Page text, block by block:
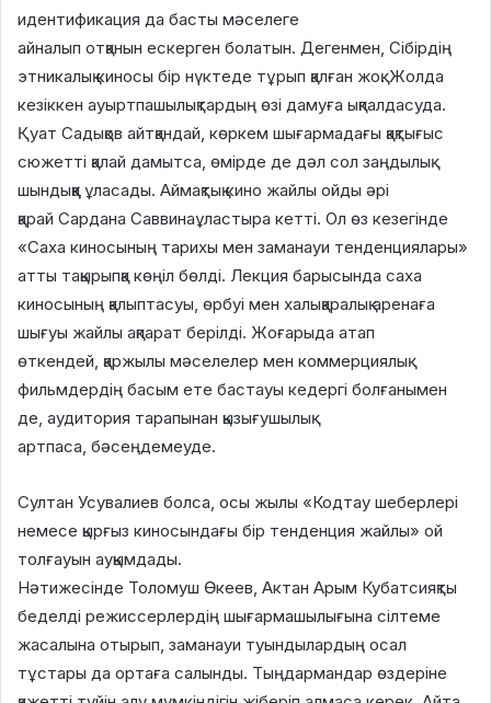
идентификация да басты мәселеге
айналып отқанын ескерген болатын. Дегенмен, Сібірдің
этникалық киносы бір нүктеде тұрып қалған жоқ. Жолда
кезіккен ауыртпашылықтардың өзі дамуға ықпалдасуда.
Қуат Садықов айтқандай, көркем шығармадағы қақтығыс
сюжетті қалай дамытса, өмірде де дәл сол заңдылық
шындыққа ұласады. Аймақтық кино жайлы ойды әрі
қарай Сардана Саввинаұластыра кетті. Ол өз кезегінде
«Саха киносының тарихы мен заманауи тенденциялары»
атты тақырыпқа көңіл бөлді. Лекция барысында саха
киносының қалыптасуы, өрбуі мен халықаралық аренаға
шығуы жайлы ақпарат берілді. Жоғарыда атап
өткендей, қаржылы мәселелер мен коммерциялық
фильмдердің басым ете бастауы кедергі болғанымен
де, аудитория тарапынан қызығушылық
артпаса, бәсеңдемеуде.
Султан Усувалиев болса, осы жылы «Кодтау шеберлері
немесе қырғыз киносындағы бір тенденция жайлы» ой
толғауын ауқымдады.
Нәтижесінде Толомуш Өкеев, Актан Арым Кубатсияқты
беделді режиссерлердің шығармашылығына сілтеме
жасалына отырып, заманауи туындылардың осал
тұстары да ортаға салынды. Тыңдармандар өздеріне